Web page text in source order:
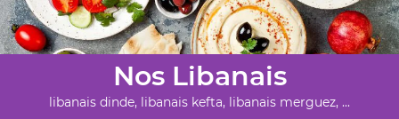
Nos Libanais
libanais dinde, libanais kefta, libanais merguez, ...